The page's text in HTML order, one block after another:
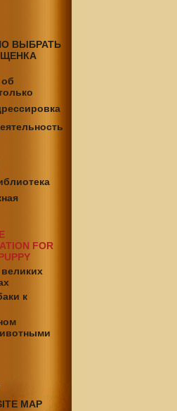
ВЫБРАТЬ
об
FOR
к
MAP